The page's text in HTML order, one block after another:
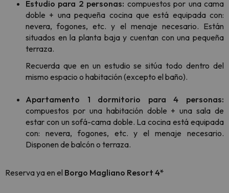
Estudio para 2 personas: compuestos por una cama
doble + una pequeña cocina que está equipada con:
nevera, fogones, etc. y el menaje necesario. Están
situados en la planta baja y cuentan con una pequeña
terraza.
Recuerda que en un estudio se sitúa todo dentro del
mismo espacio o habitación (excepto el baño).
Apartamento 1 dormitorio para 4 personas:
compuestos por una habitación doble + una sala de
estar con un sofá-cama doble. La cocina está equipada
con: nevera, fogones, etc. y el menaje necesario.
Disponen de balcón o terraza.
Reserva ya en el Borgo Magliano Resort 4*